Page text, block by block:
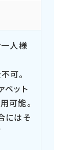
一人様
可。
ベット
可能。
にはそ
可